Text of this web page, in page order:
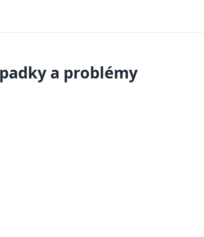
a problémy